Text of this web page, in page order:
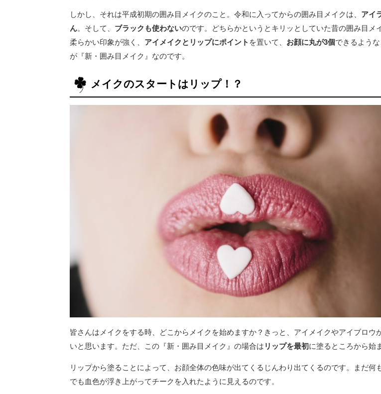
しかし、それは平成初期の囲み目メイクのこと。令和に入ってからの囲み目メイクは、 アイ
ん。そして、 ブラックも使わないのです。どちらかというとキリッとしていた昔の囲み目メ
柔らかい印象が強く、 アイメイクとリップにポイント を置いて、 お顔に丸が3個できるよう
が『新・囲み目メイク』なのです。
メイクのスタートはリップ！？
皆さんはメイクをする時、どこからメイクを始めますか？きっと、アイメイクやアイブロウ
いと思います。ただ、この『新・囲み目メイク』の場合はリップを最初に塗るところから始
リップから塗ることによって、お顔全体の色味が出てくるじんわり出てくるのです。まだ何
でも血色が浮き上がってチークを入れたように見えるのです。